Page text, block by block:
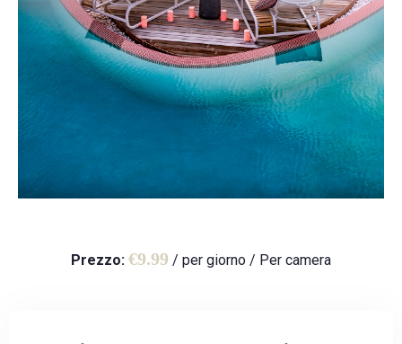
Prezzo: €9.99 / per giorno / Per camera